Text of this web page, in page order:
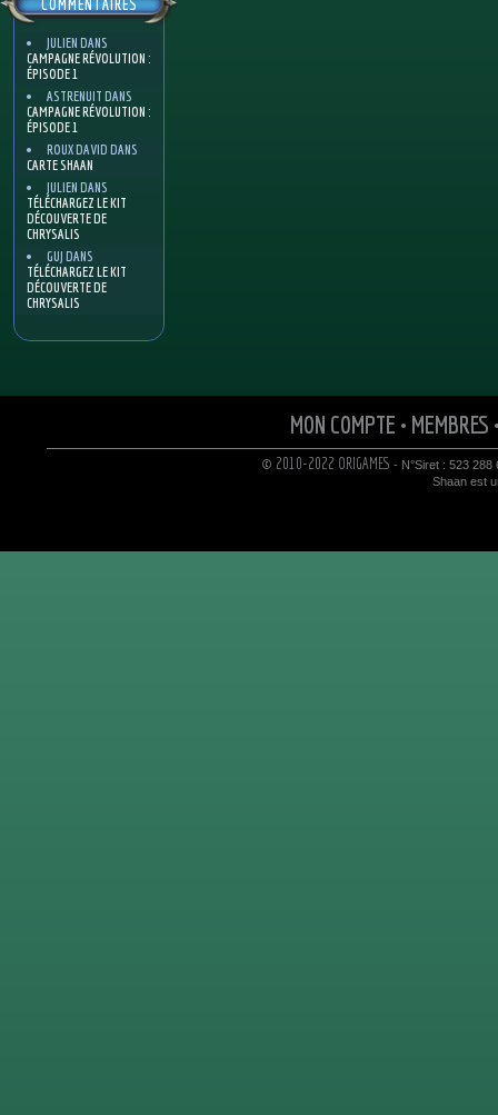
COMMENTAIRES
JULIEN DANS
CAMPAGNE RÉVOLUTION :
ÉPISODE 1
ASTRENUIT DANS
CAMPAGNE RÉVOLUTION :
ÉPISODE 1
ROUX DAVID DANS
CARTE SHAAN
JULIEN DANS
TÉLÉCHARGEZ LE KIT
DÉCOUVERTE DE
CHRYSALIS
GUJ DANS
TÉLÉCHARGEZ LE KIT
DÉCOUVERTE DE
CHRYSALIS
MON COMPTE • MEMBRES
© 2010-2022 ORIGAMES - N°Siret : 523 288
Shaan est